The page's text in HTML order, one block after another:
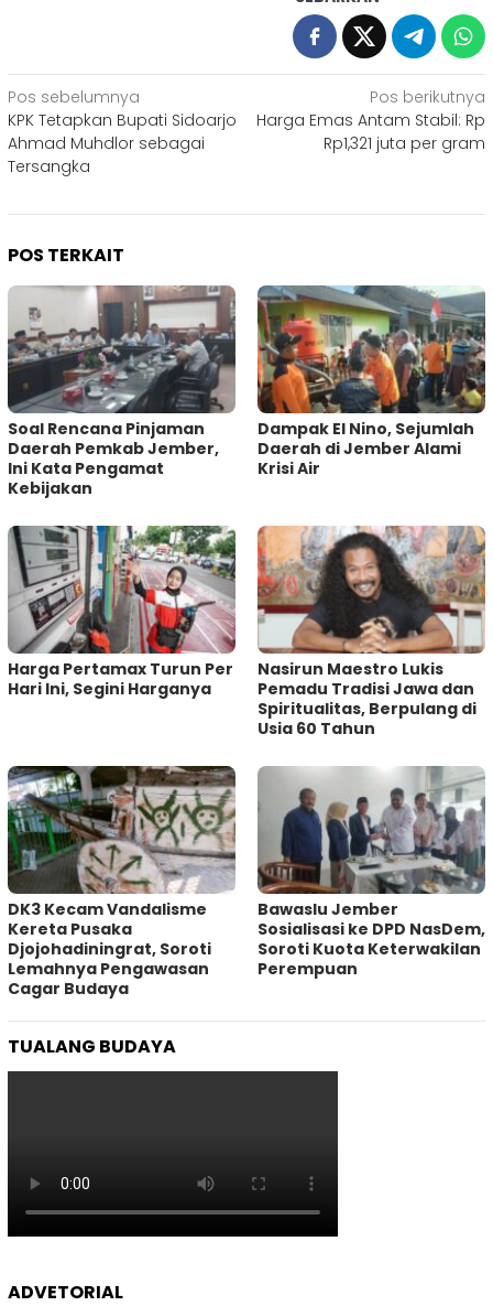
Navigasi
pos
Pos sebelumnya
KPK Tetapkan Bupati Sidoarjo
Ahmad Muhdlor sebagai
Tersangka
Pos berikutnya
Harga Emas Antam Stabil: Rp
Rp1,321 juta per gram
POS TERKAIT
‎Soal Rencana Pinjaman
Daerah Pemkab Jember,
Ini Kata Pengamat
Kebijakan ‎
Dampak El Nino, Sejumlah
Daerah di Jember Alami
Krisi Air
Harga Pertamax Turun Per
Hari Ini, Segini Harganya
‎Nasirun Maestro Lukis
Pemadu Tradisi Jawa dan
Spiritualitas, Berpulang di
Usia 60 Tahun
DK3 Kecam Vandalisme
Kereta Pusaka
Djojohadiningrat, Soroti
Lemahnya Pengawasan
Cagar Budaya
Bawaslu Jember
Sosialisasi ke DPD NasDem,
Soroti Kuota Keterwakilan
Perempuan
TUALANG BUDAYA
ADVETORIAL